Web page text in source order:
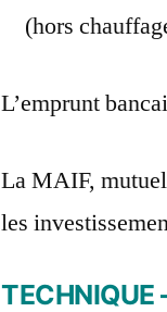
(hors
L’emprunt
La MAIF,
les
TECHNIQUE